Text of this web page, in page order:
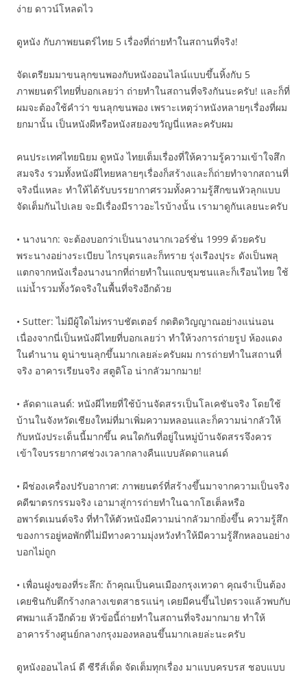
ง่าย ดาวน์โหลดไว
ดูหนัง กับภาพยนตร์ไทย 5 เรื่องที่ถ่ายทำในสถานที่จริง!
จัดเตรียมมาขนลุกขนพองกับหนังออนไลน์แบบขึ้นหิ้งกับ 5
ภาพยนตร์ไทยที่บอกเลยว่า ถ่ายทำในสถานที่จริงกันนะครับ! และก็ที่
ผมจะต้องใช้คำว่า ขนลุกขนพอง เพราะเหตุว่าหนังหลายๆเรื่องที่ผม
ยกมานั้น เป็นหนังผีหรือหนังสยองขวัญนี่แหละครับผม
คนประเทศไทยนิยม ดูหนัง ไทยเต็มเรื่องที่ให้ความรู้ความเข้าใจสึก
สมจริง รวมทั้งหนังผีไทยหลายๆเรื่องก็สร้างและก็ถ่ายทำจากสถานที่
จริงนี่แหละ ทำให้ได้รับบรรยากาศรวมทั้งความรู้สึกขนหัวลุกแบบ
จัดเต็มกันไปเลย จะมีเรื่องมีราวอะไรบ้างนั้น เรามาดูกันเลยนะครับ
• นางนาก: จะต้องบอกว่าเป็นนางนากเวอร์ชั่น 1999 ด้วยครับ
พระนางอย่างระเบียบ ไกรบุตรและก็ทราย รุ่งเรืองปุระ ดังเป็นพลุ
แตกจากหนังเรื่องนางนากที่ถ่ายทำในแถบชุมชนและก็เรือนไทย ใช้
แม่น้ำรวมทั้งวัดจริงในพื้นที่จริงอีกด้วย
• Sutter: ไม่มีผู้ใดไม่ทราบชัตเตอร์ กดติดวิญญาณอย่างแน่นอน
เนื่องจากนี่เป็นหนังผีไทยที่บอกเลยว่า ทำให้วงการถ่ายรูป ห้องแดง
ในตำนาน ดูน่าขนลุกขึ้นมากเลยล่ะครับผม การถ่ายทำในสถานที่
จริง อาคารเรียนจริง สตูดิโอ น่ากลัวมากมาย!
• ลัดดาแลนด์: หนังผีไทยที่ใช้บ้านจัดสรรเป็นโลเคชันจริง โดยใช้
บ้านในจังหวัดเชียงใหม่ที่มาเพิ่มความหลอนและก็ความน่ากลัวให้
กับหนังประเด็นนี้มากขึ้น คนใดกันที่อยู่ในหมู่บ้านจัดสรรจึงควร
เข้าใจบรรยากาศช่วงเวลากลางคืนแบบลัดดาแลนด์
• ผีช่องเครื่องปรับอากาศ: ภาพยนตร์ที่สร้างขึ้นมาจากความเป็นจริง
คดีฆาตรกรรมจริง เอามาสู่การถ่ายทำในฉากโฮเต็ลหรือ
อพาร์ตเมนต์จริง ที่ทำให้ตัวหนังมีความน่ากลัวมากยิ่งขึ้น ความรู้สึก
ของการอยู่หอพักที่ไม่มีทางความมุ่งหวังทำให้มีความรู้สึกหลอนอย่าง
บอกไม่ถูก
• เพื่อนฝูงของที่ระลึก: ถ้าคุณเป็นคนเมืองกรุงเทวดา คุณจำเป็นต้อง
เคยชินกับตึกร้างกลางเขตสาธรแน่ๆ เคยมีคนขึ้นไปตรวจแล้วพบกับ
ศพมาแล้วอีกด้วย หัวข้อนี้ถ่ายทำในสถานที่จริงมากมาย ทำให้
อาคารร้างศูนย์กลางกรุงมองหลอนขึ้นมากเลยล่ะนะครับ
ดูหนังออนไลน์ ดี ซีรีส์เด็ด จัดเต็มทุกเรื่อง มาแบบครบรส ชอบแบบ